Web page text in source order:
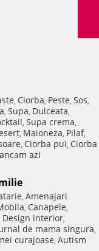
, Ciorba, Peste, Sos,
, Supa, Dulceata,
, Supa crema,
, Maioneza, Pilaf,
, Ciorba pui, Ciorba
azi
, Amenajari
, Canapele,
Design interior,
de mama singura,
curajoase, Autism